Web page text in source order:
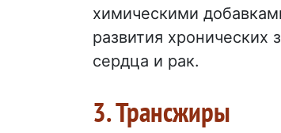
химическими
развития хронических
сердца и рак.
3. Трансжиры